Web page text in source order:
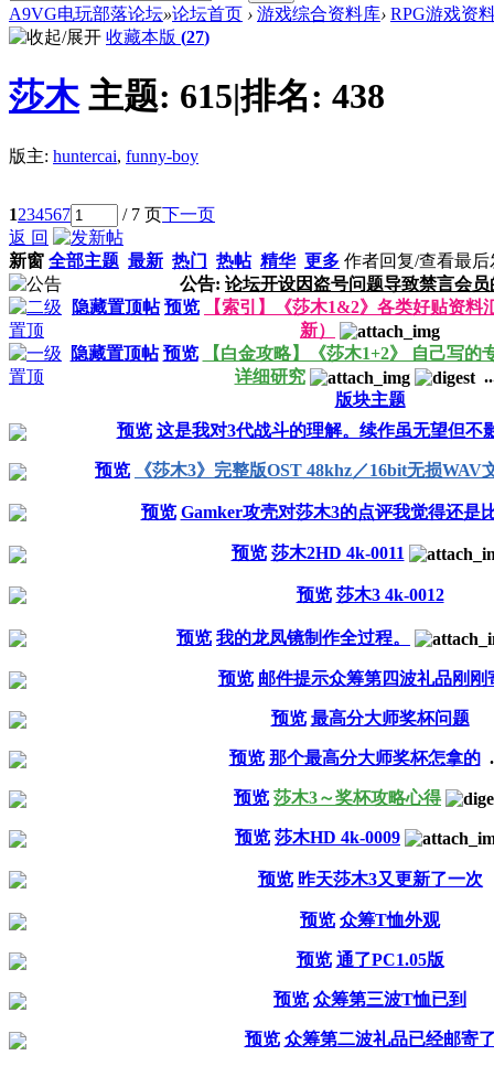
A9VG电玩部落论坛»论坛首页 › 游戏综合资料库› RPG游戏资
收藏本版 (27)
莎木 主题: 615|排名: 438
版主: huntercai, funny-boy
1234567 / 7 页下一页
返 回
新窗 全部主题 最新 热门 热帖 精华 更多 作者回复/查看最后
公告: 论坛开设因盗号问题导致禁言会员
隐藏置顶帖 预览
【索引】《莎木1&2》各类好贴资料
新）
隐藏置顶帖 预览
【白金攻略】《莎木1+2》 自己写的
详细研究
版块主题
预览 这是我对3代战斗的理解。续作虽无望但不
预览 《莎木3》完整版OST 48khz／16bit无损WAV
预览 Gamker攻壳对莎木3的点评我觉得还是
预览 莎木2HD 4k-0011
预览 莎木3 4k-0012
预览 我的龙凤镜制作全过程。
预览 邮件提示众筹第四波礼品刚刚
预览 最高分大师奖杯问题
预览 那个最高分大师奖杯怎拿的
预览 莎木3～奖杯攻略心得
预览 莎木HD 4k-0009
预览 昨天莎木3又更新了一次
预览 众筹T恤外观
预览 通了PC1.05版
预览 众筹第三波T恤已到
预览 众筹第二波礼品已经邮寄